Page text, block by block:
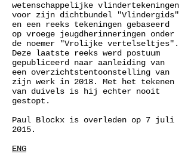
wetenschappelijke vlindertekeningen
voor zijn dichtbundel "Vlindergids"
en een reeks tekeningen gebaseerd
op vroege jeugdherinneringen onder
de noemer "Vrolijke vertelseltjes".
Deze laatste reeks werd postuum
gepubliceerd naar aanleiding van
een overzichtstentoonstelling van
zijn werk in 2018. Met het tekenen
van duivels is hij echter nooit
gestopt.
Paul Blockx is overleden op 7 juli
2015.
ENG